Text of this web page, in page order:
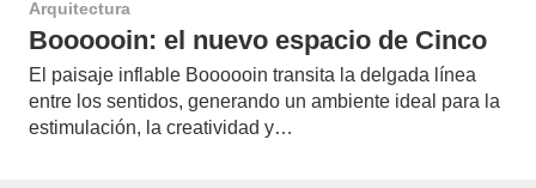
Arquitectura
Boooooin: el nuevo espacio de Cinco
El paisaje inflable Boooooin transita la delgada línea
entre los sentidos, generando un ambiente ideal para la
estimulación, la creatividad y…